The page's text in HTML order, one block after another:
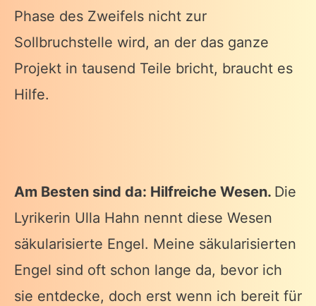
Phase des Zweifels nicht zur
Sollbruchstelle wird, an der das ganze
Projekt in tausend Teile bricht, braucht es
Hilfe.
Am Besten sind da: Hilfreiche Wesen. Die
Lyrikerin Ulla Hahn nennt diese Wesen
säkularisierte Engel. Meine säkularisierten
Engel sind oft schon lange da, bevor ich
sie entdecke, doch erst wenn ich bereit für